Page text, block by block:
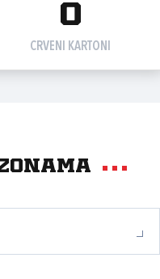
0
CRVENI KARTONI